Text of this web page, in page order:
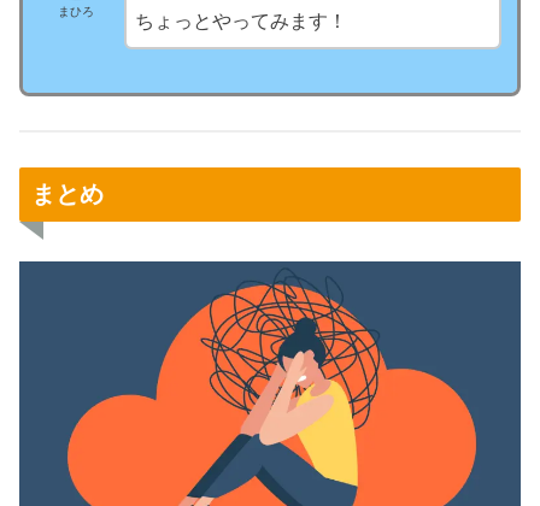
まひろ
ちょっとやってみます！
まとめ